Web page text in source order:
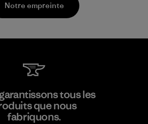
Associates, Inc.
Notre empreinte
tous les
que nous
fabriquons.